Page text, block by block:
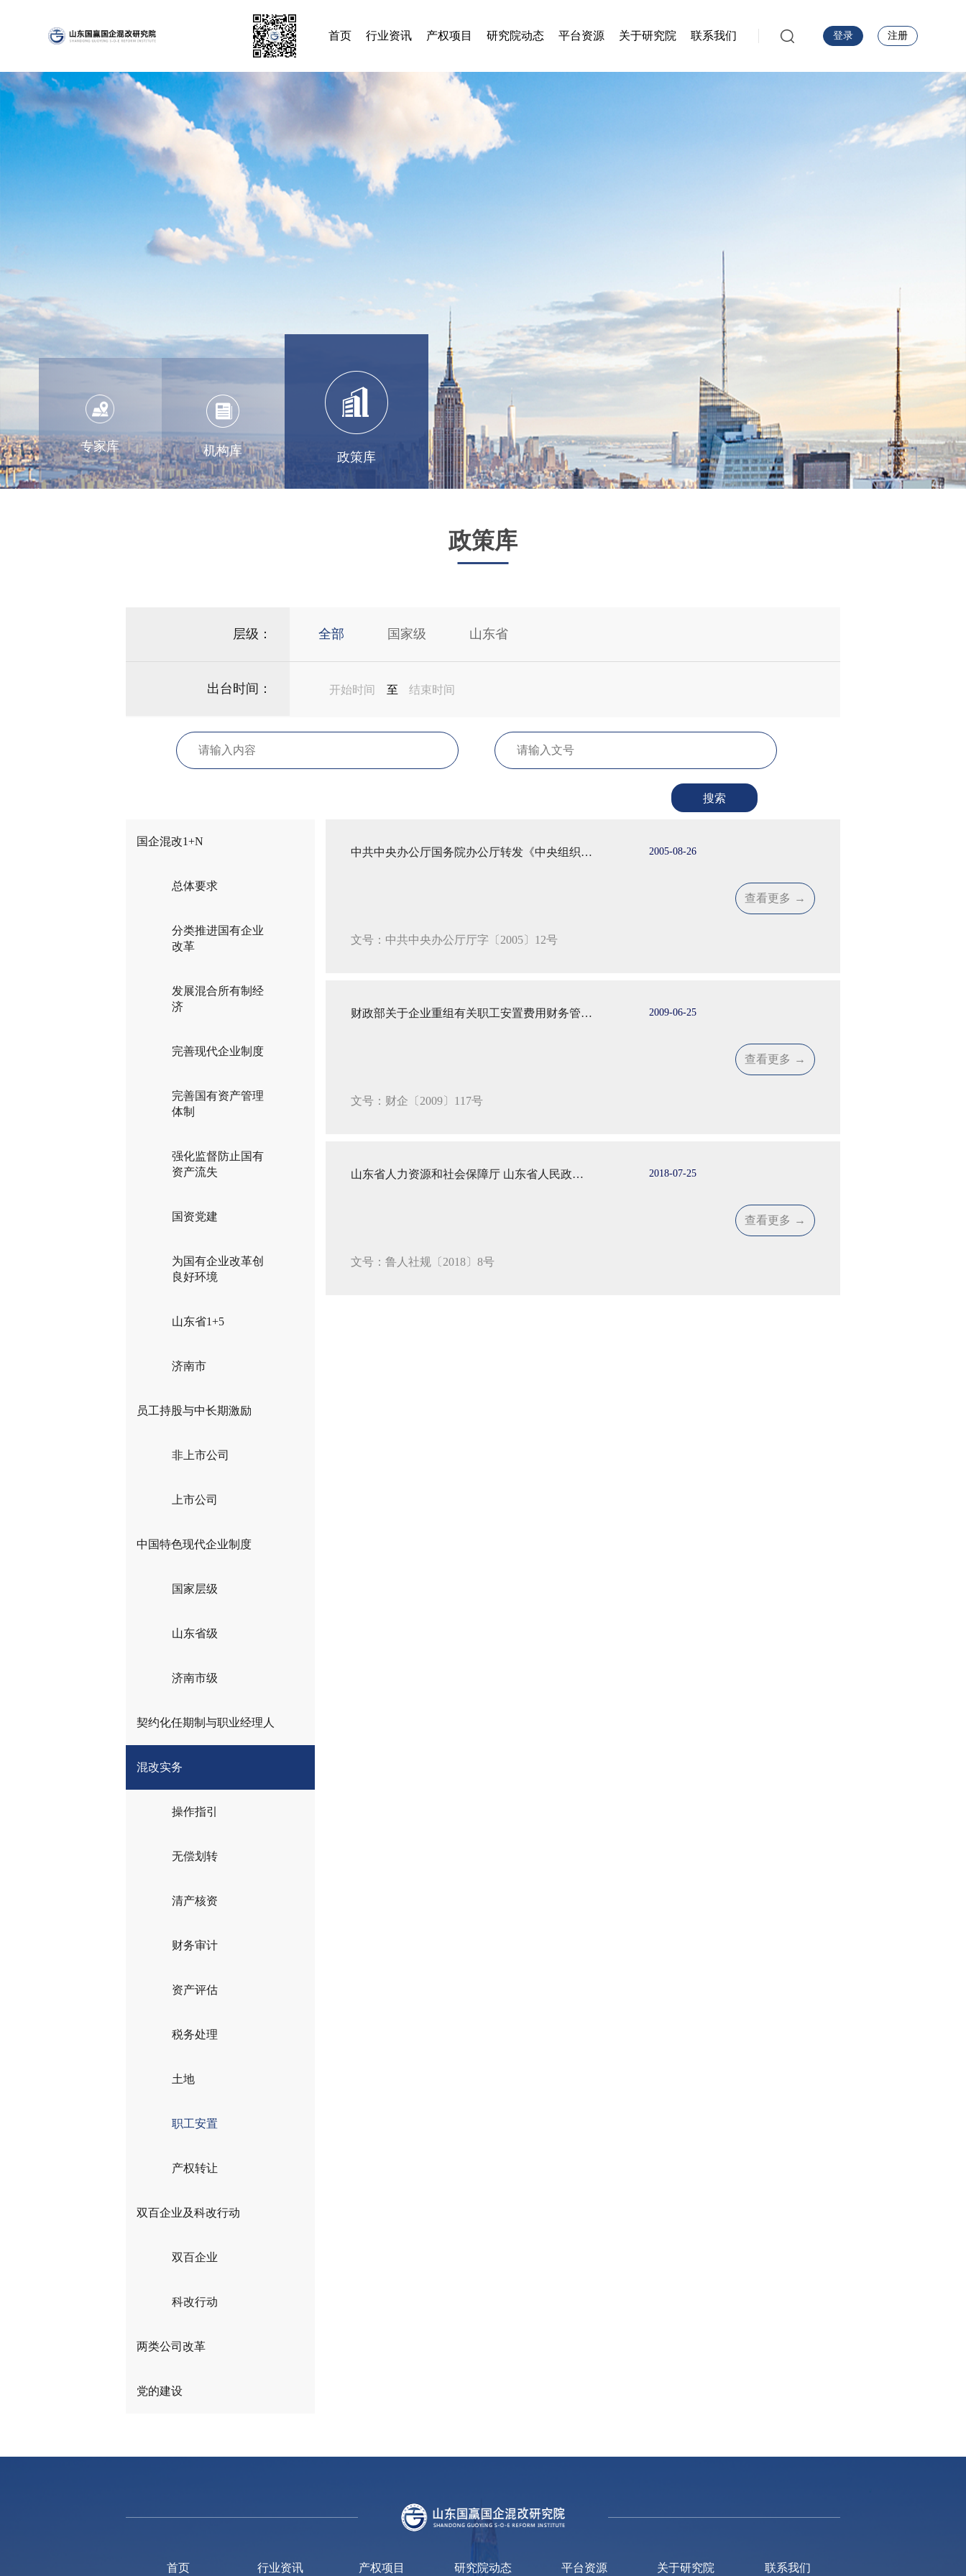
首页 行业资讯 产权项目 研究院动态 平台资源 关于研究院 联系我们 登录 注册
专家库 机构库 政策库
政策库
层级： 全部 国家级 山东省
出台时间： 至
搜索
国企混改1+N
总体要求
分类推进国有企业
改革
发展混合所有制经
济
完善现代企业制度
完善国有资产管理
体制
强化监督防止国有
资产流失
国资党建
为国有企业改革创
良好环境
山东省1+5
济南市
员工持股与中长期激励
非上市公司
上市公司
中国特色现代企业制度
国家层级
山东省级
济南市级
契约化任期制与职业经理人
混改实务
操作指引
无偿划转
清产核资
财务审计
资产评估
税务处理
土地
职工安置
产权转让
双百企业及科改行动
双百企业
科改行动
两类公司改革
党的建设
中共中央办公厅国务院办公厅转发《中央组织部、财政部、人事部、劳动和社会保障部、国务院国有资产监督管理委员会关于做好国有改制和破产企业离休干部管理服务工作的意见》的通知 2005-08-26
查看更多 →
文号：中共中央办公厅厅字〔2005〕12号
财政部关于企业重组有关职工安置费用财务管理问题的通知 2009-06-25
查看更多 →
文号：财企〔2009〕117号
山东省人力资源和社会保障厅 山东省人民政府国有资产监督管理委员会 关于印发《省属国有企业改制劳动保障有关问题处理办法》的通知 2018-07-25
查看更多 →
文号：鲁人社规〔2018〕8号
首页 行业资讯 产权项目 研究院动态 平台资源 关于研究院 联系我们